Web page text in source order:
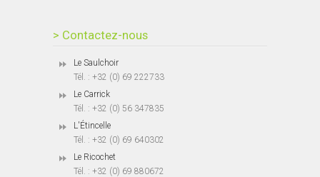
> Contactez-nous
Le Saulchoir
Tél. : +32 (0) 69 222733
Le Carrick
Tél. : +32 (0) 56 347835
L'Étincelle
Tél. : +32 (0) 69 640302
Le Ricochet
Tél. : +32 (0) 69 880672